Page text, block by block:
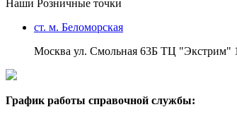
Наши Розничные точки
ст. м. Беломорская
Москва ул. Смольная 63Б ТЦ "Экстрим"
График работы справочной службы: